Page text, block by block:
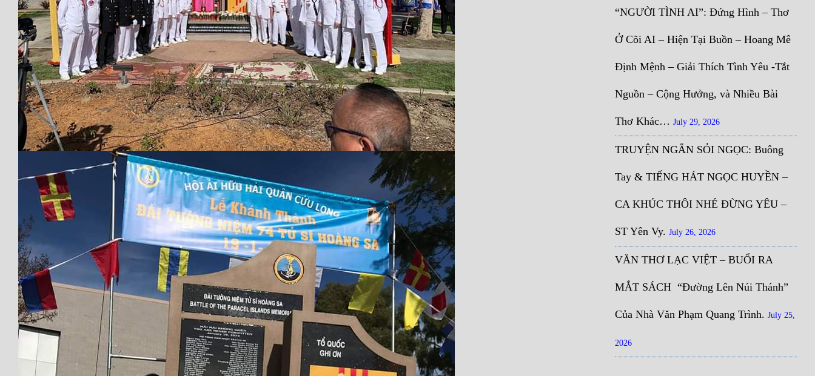
“NGƯỜI TÌNH AI”: Đứng Hình – Thơ
Ở Cõi AI – Hiện Tại Buồn – Hoang Mê
Định Mệnh – Giải Thích Tình Yêu -Tắt
Nguồn – Cộng Hưởng, và Nhiều Bài
Thơ Khác… July 29, 2026
TRUYỆN NGẮN SỎI NGỌC: Buông
Tay & TIẾNG HÁT NGỌC HUYỀN –
CA KHÚC THÔI NHÉ ĐỪNG YÊU –
ST Yên Vy. July 26, 2026
VĂN THƠ LẠC VIỆT – BUỔI RA
MẮT SÁCH “Đường Lên Núi Thánh”
Của Nhà Văn Phạm Quang Trình. July 25,
2026